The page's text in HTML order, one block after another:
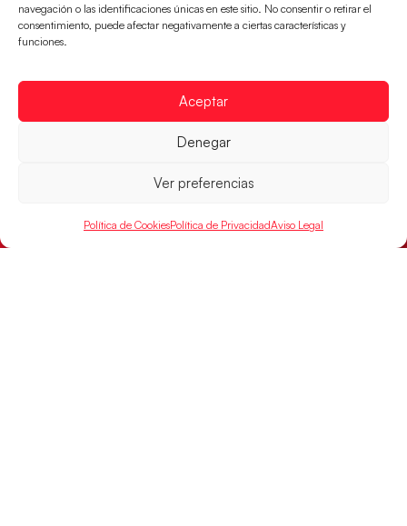
navegación o las identificaciones únicas en este sitio. No consentir o retirar el
consentimiento, puede afectar negativamente a ciertas características y
funciones.
Aceptar
Denegar
Ver preferencias
Política de CookiesPolítica de PrivacidadAviso Legal
semifinales del EHF EURO 2026